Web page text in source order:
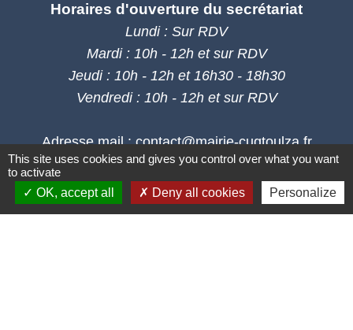
Horaires d'ouverture du secrétariat
Lundi : Sur RDV
Mardi : 10h - 12h et sur RDV
Jeudi : 10h - 12h et 16h30 - 18h30
Vendredi : 10h - 12h et sur RDV
Adresse mail : contact@mairie-cuqtoulza.fr
This site uses cookies and gives you control over what you want
to activate
OK, accept all
Deny all cookies Personalize